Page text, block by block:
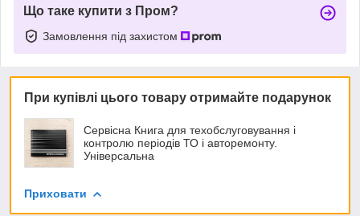
Що таке купити з Пром?
Замовлення під захистом
При купівлі цього товару отримайте подарунок
Сервісна Книга для техобслуговування і
контролю періодів ТО і авторемонту.
Універсальна
Приховати